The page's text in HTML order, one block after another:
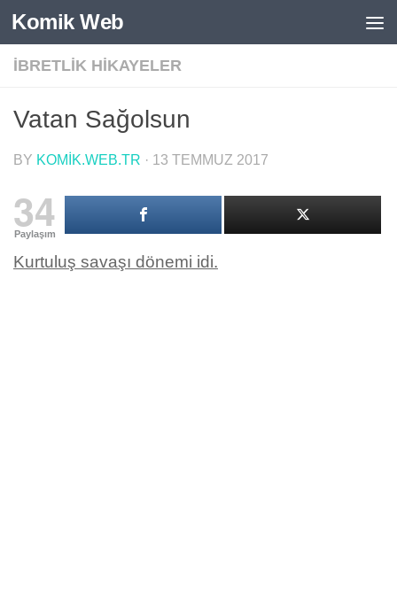
Skip to content
Komik Web
İBRETLIK HIKAYELER
Vatan Sağolsun
BY KOMIK.WEB.TR · 13 TEMMUZ 2017
34
Paylaşım
Kurtuluş savaşı dönemi idi.